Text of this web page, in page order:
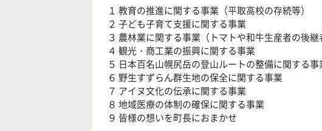
１ 教育の推進に関する事業（平取高校の存続等）
２ 子ども子育て支援に関する事業
３ 農林業に関する事業（トマトや和牛生産者の後継
４ 観光・商工業の振興に関する事業
５ 日本百名山幌尻岳の登山ルートの整備に関する事
６ 野生すずらん群生地の保全に関する事業
７ アイヌ文化の伝承に関する事業
８ 地域医療の体制の確保に関する事業
９ 皆様の想いを町長におまかせ